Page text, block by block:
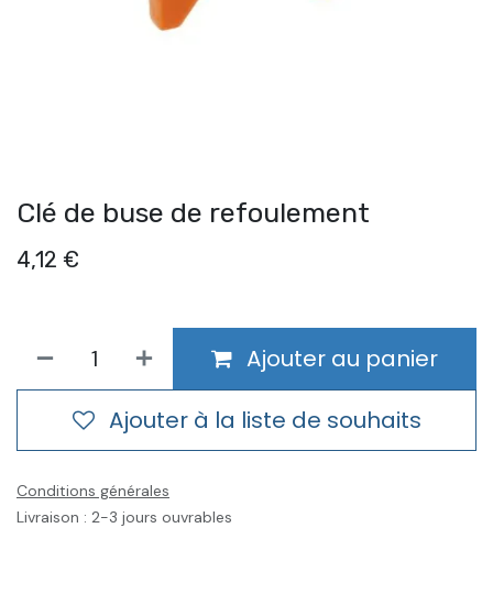
Clé de buse de refoulement
4,12 €
Ajouter au panier
Ajouter à la liste de souhaits
Conditions générales
Livraison : 2-3 jours ouvrables